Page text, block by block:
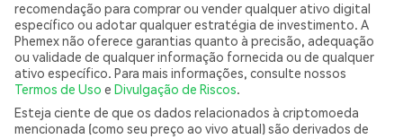
recomendação para comprar ou vender qualquer ativo digital
específico ou adotar qualquer estratégia de investimento. A
Phemex não oferece garantias quanto à precisão, adequação
ou validade de qualquer informação fornecida ou de qualquer
ativo específico. Para mais informações, consulte nossos
Termos de Uso e Divulgação de Riscos.
Esteja ciente de que os dados relacionados à criptomoeda
mencionada (como seu preço ao vivo atual) são derivados de